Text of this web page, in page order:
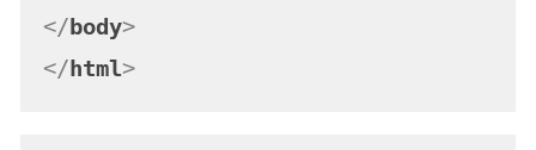
</body>
</html>